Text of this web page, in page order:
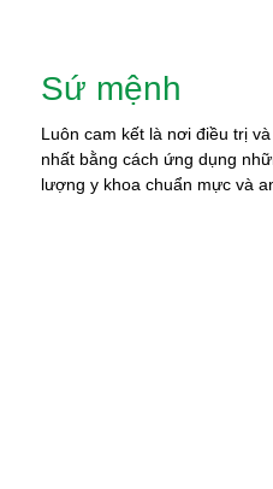
Sứ mệnh
Luôn cam kết là nơi điều trị
nhất bằng cách ứng dụng
lượng y khoa chuẩn mực và